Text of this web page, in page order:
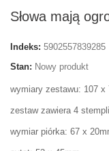
Słowa mają
Indeks: 5902557839285
Stan: Nowy produkt
wymiary zestawu: 107 x
zestaw zawiera 4 stempli
wymiar piórka: 67 x